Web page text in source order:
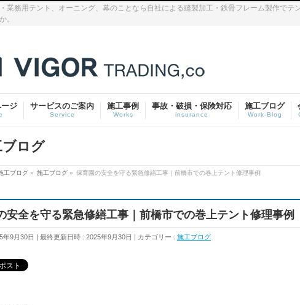
業務用テント、オーニング、幕のことなら自社による縫製加工・鉄骨フレーム製作で
。
ージ サービスのご案内
Service
施工事例
Works
事故・破損・保険対応
insurance
施工ブログ
Work-Blog
ブログ
工ブログ » 施工ブログ » 保育園の安全を守る緊急修繕工事｜前橋市での巻上テント修理事例
安全を守る緊急修繕工事｜前橋市での巻上テント修理事例
年9月30日 最終更新日時 : 2025年9月30日 カテゴリー : 施工ブログ